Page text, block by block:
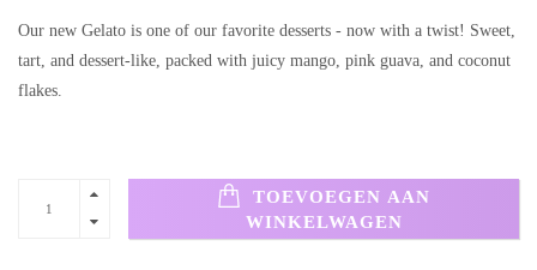
Our new Gelato is one of our favorite desserts - now with a twist! Sweet,
tart, and dessert-like, packed with juicy mango, pink guava, and coconut
flakes.
TOEVOEGEN AAN
WINKELWAGEN